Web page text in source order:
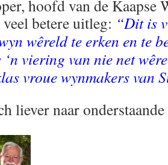
hoofd van de Kaapse
betere uitleg: “Dit is
wêreld te erken en te
viering van nie net
vroue wynmakers van
liever naar